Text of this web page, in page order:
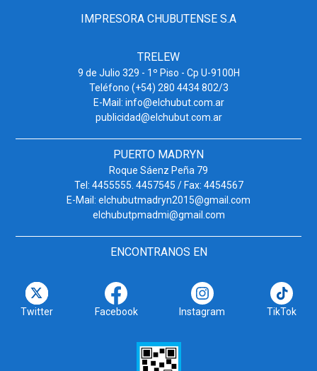
IMPRESORA CHUBUTENSE S.A
TRELEW
9 de Julio 329 - 1º Piso - Cp U-9100H
Teléfono (+54) 280 4434 802/3
E-Mail: info@elchubut.com.ar
publicidad@elchubut.com.ar
PUERTO MADRYN
Roque Sáenz Peña 79
Tel: 4455555. 4457545 / Fax: 4454567
E-Mail: elchubutmadryn2015@gmail.com
elchubutpmadmi@gmail.com
ENCONTRANOS EN
Twitter Facebook Instagram TikTok